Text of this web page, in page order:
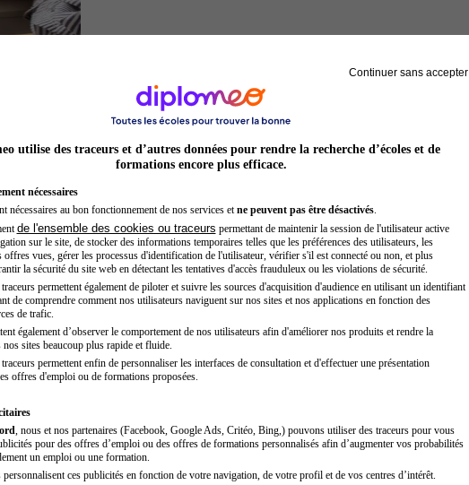
Continuer sans accepter
utilise des traceurs et d’autres données pour rendre la recherche d’écoles et de
formations encore plus efficace.
nécessaires
nécessaires au bon fonctionnement de nos services et ne peuvent pas être désactivés.
de l'ensemble des cookies ou traceurs permettant de maintenir la session de l'utilisateur active
sur le site, de stocker des informations temporaires telles que les préférences des utilisateurs, les
offres vues, gérer les processus d'identification de l'utilisateur, vérifier s'il est connecté ou non, et plus
la sécurité du site web en détectant les tentatives d'accès frauduleux ou les violations de sécurité.
permettent également de piloter et suivre les sources d'acquisition d'audience en utilisant un identifiant
de comprendre comment nos utilisateurs naviguent sur nos sites et nos applications en fonction des
de trafic.
également d’observer le comportement de nos utilisateurs afin d'améliorer nos produits et rendre la
sites beaucoup plus rapide et fluide.
permettent enfin de personnaliser les interfaces de consultation et d'effectuer une présentation
offres d'emploi ou de formations proposées.
, nous et nos partenaires (Facebook, Google Ads, Critéo, Bing,) pouvons utiliser des traceurs pour vous
pour des offres d’emploi ou des offres de formations personnalisés afin d’augmenter vos probabilités
un emploi ou une formation.
personnalisent ces publicités en fonction de votre navigation, de votre profil et de vos centres d’intérêt.